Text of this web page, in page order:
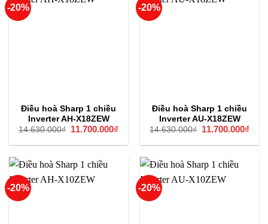
-20%
Điều hoà Sharp 1 chiều
Inverter AH-X18ZEW
14.630.000₫
Giá
là:
11.700.000₫
tại
11.700.000₫.
-20%
Điều hoà Sharp 1 chiều
Inverter AU-X18ZEW
14.630.000₫
Giá
là:
11.700.000₫
tại
-20% -20%